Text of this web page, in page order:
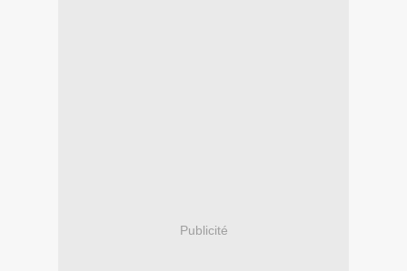
Publicité